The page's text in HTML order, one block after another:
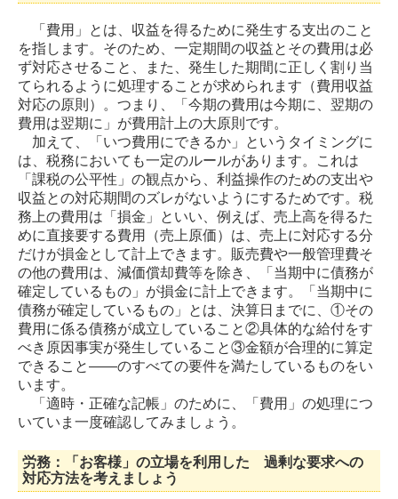
「費用」とは、収益を得るために発生する支出のこと
を指します。そのため、一定期間の収益とその費用は必
ず対応させること、また、発生した期間に正しく割り当
てられるように処理することが求められます（費用収益
対応の原則）。つまり、「今期の費用は今期に、翌期の
費用は翌期に」が費用計上の大原則です。
加えて、「いつ費用にできるか」というタイミングに
は、税務においても一定のルールがあります。これは
「課税の公平性」の観点から、利益操作のための支出や
収益との対応期間のズレがないようにするためです。税
務上の費用は「損金」といい、例えば、売上高を得るた
めに直接要する費用（売上原価）は、売上に対応する分
だけが損金として計上できます。販売費や一般管理費そ
の他の費用は、減価償却費等を除き、「当期中に債務が
確定しているもの」が損金に計上できます。「当期中に
債務が確定しているもの」とは、決算日までに、①その
費用に係る債務が成立していること②具体的な給付をす
べき原因事実が発生していること③金額が合理的に算定
できること――のすべての要件を満たしているものをい
います。
「適時・正確な記帳」のために、「費用」の処理につ
いていま一度確認してみましょう。
労務：「お客様」の立場を利用した 過剰な要求への
対応方法を考えましょう